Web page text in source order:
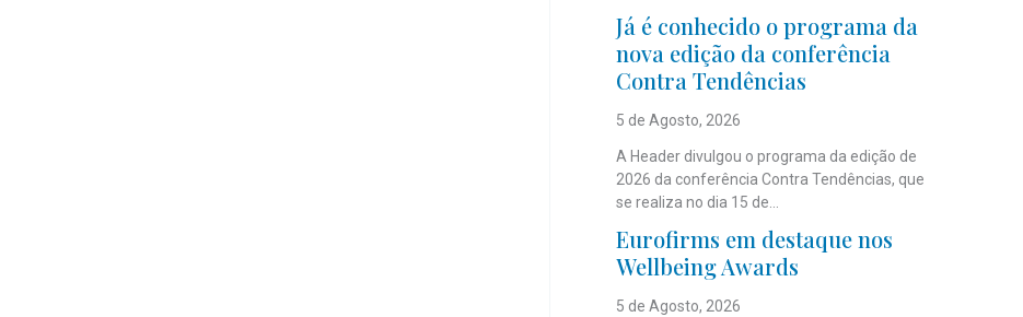
Já é conhecido o programa da
nova edição da conferência
Contra Tendências
5 de Agosto, 2026
A Header divulgou o programa da edição de
2026 da conferência Contra Tendências, que
se realiza no dia 15 de...
Eurofirms em destaque nos
Wellbeing Awards
5 de Agosto, 2026